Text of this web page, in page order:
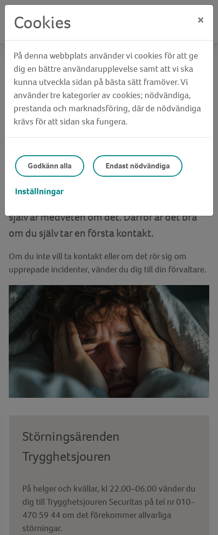
Hyresgäst
Fastigheten och området
Störningar
Störningar
Vi som hyresvärd vill att alla ska uppleva sitt
boende som trivsamt och vill gärna lösa de
problem som uppstår. Ibland kan man
uppleva att en granne stör utan att grannen
själv är medveten om det. Därför är det bra
om du själv tar en första kontakt.
Om du inte vill ta kontakt eller om det rör sig om
upprepade incidenter, vänder du dig till din förvaltare.
Störningsärenden
Trygghetsjouren
På helger och kvällar, kl 22.00–06.00 vänder du
dig till Trygghetsjouren Securitas på tel nr 010-
470 59 44 om det förekommer allvarliga
störningar.
Cookies ×
På denna webbplats använder vi cookies för att ge
dig en bättre användarupplevelse samt att vi ska
kunna utveckla sidan på bästa sätt framöver. Vi
använder tre kategorier av cookies; nödvändiga,
prestanda och marknadsföring, där de nödvändiga
krävs för att sidan ska fungera.
Godkänn alla Endast nödvändiga
Inställningar